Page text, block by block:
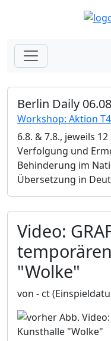
Berlin Daily
Workshop: Aktion T4
6.8. & 7.8., jeweils
Verfolgung und
Behinderung im
Übersetzung in
Video:
"Wolke"
von - ct